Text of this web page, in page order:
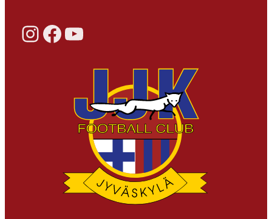
InstagramFacebook YouTube